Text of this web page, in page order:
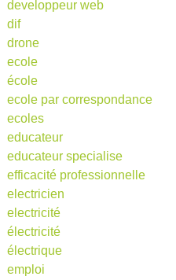
developpeur web
dif
drone
ecole
école
ecole par correspondance
ecoles
educateur
educateur specialise
efficacité professionnelle
electricien
electricité
électricité
électrique
emploi